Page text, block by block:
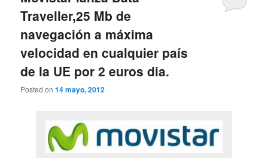
Traveller,25 Mb de
navegación a máxima
velocidad en cualquier país
de la UE por 2 euros dia.
Posted on14 mayo, 2012